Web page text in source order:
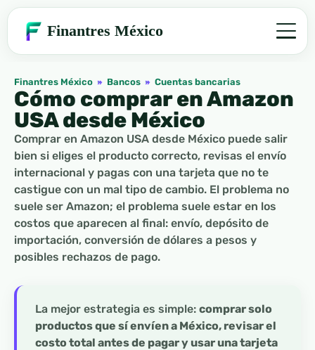
Finantres México
Finantres México » Bancos » Cuentas bancarias
Cómo comprar en Amazon
USA desde México
Comprar en Amazon USA desde México puede salir
bien si eliges el producto correcto, revisas el envío
internacional y pagas con una tarjeta que no te
castigue con un mal tipo de cambio. El problema no
suele ser Amazon; el problema suele estar en los
costos que aparecen al final: envío, depósito de
importación, conversión de dólares a pesos y
posibles rechazos de pago.
La mejor estrategia es simple: comprar solo
productos que sí envíen a México, revisar el
costo total antes de pagar y usar una tarjeta